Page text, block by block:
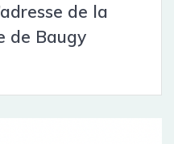
de la
de Baugy